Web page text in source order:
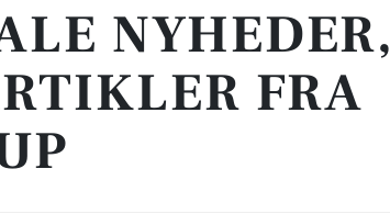
NYHEDER,
FRA